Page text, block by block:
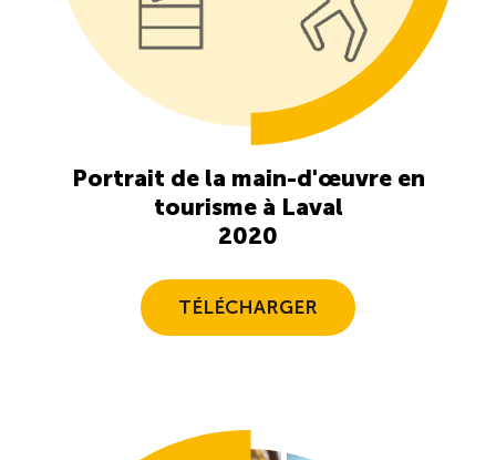
Recrutement de travailleurs étrangers
Ressources
Compétences et formations
Nouvelles formations
Formation sur mesure
Portrait de la main-d'œuvre en
tourisme à Laval
2020
TÉLÉCHARGER